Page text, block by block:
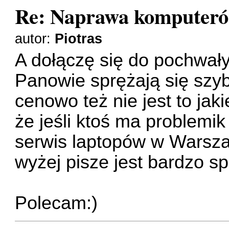
Re: Naprawa
autor: Piotras
A dołączę się do
Panowie sprężają się
cenowo też nie jest to
że jeśli ktoś ma
serwis laptopów w
wyżej pisze jest bardzo
Polecam:)